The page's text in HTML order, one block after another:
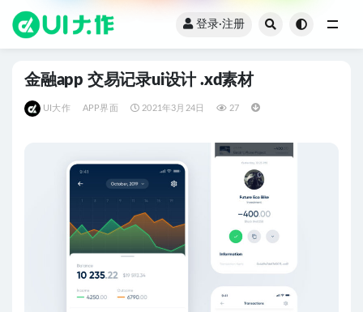
登录·注册
金融app 交易记录ui设计 .xd素材
UI大作 APP界面 2021年3月24日 27